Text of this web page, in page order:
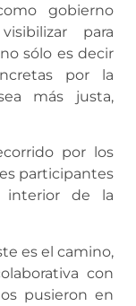
gobierno
para
sólo es decir
por la
más justa,
por los
participantes
de la
es el camino,
con
pusieron en